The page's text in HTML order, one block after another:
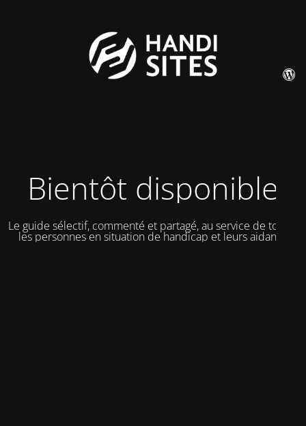
Bientôt disponible
Le guide sélectif, commenté et partagé, au service de toutes
les personnes en situation de handicap et leurs aidants.